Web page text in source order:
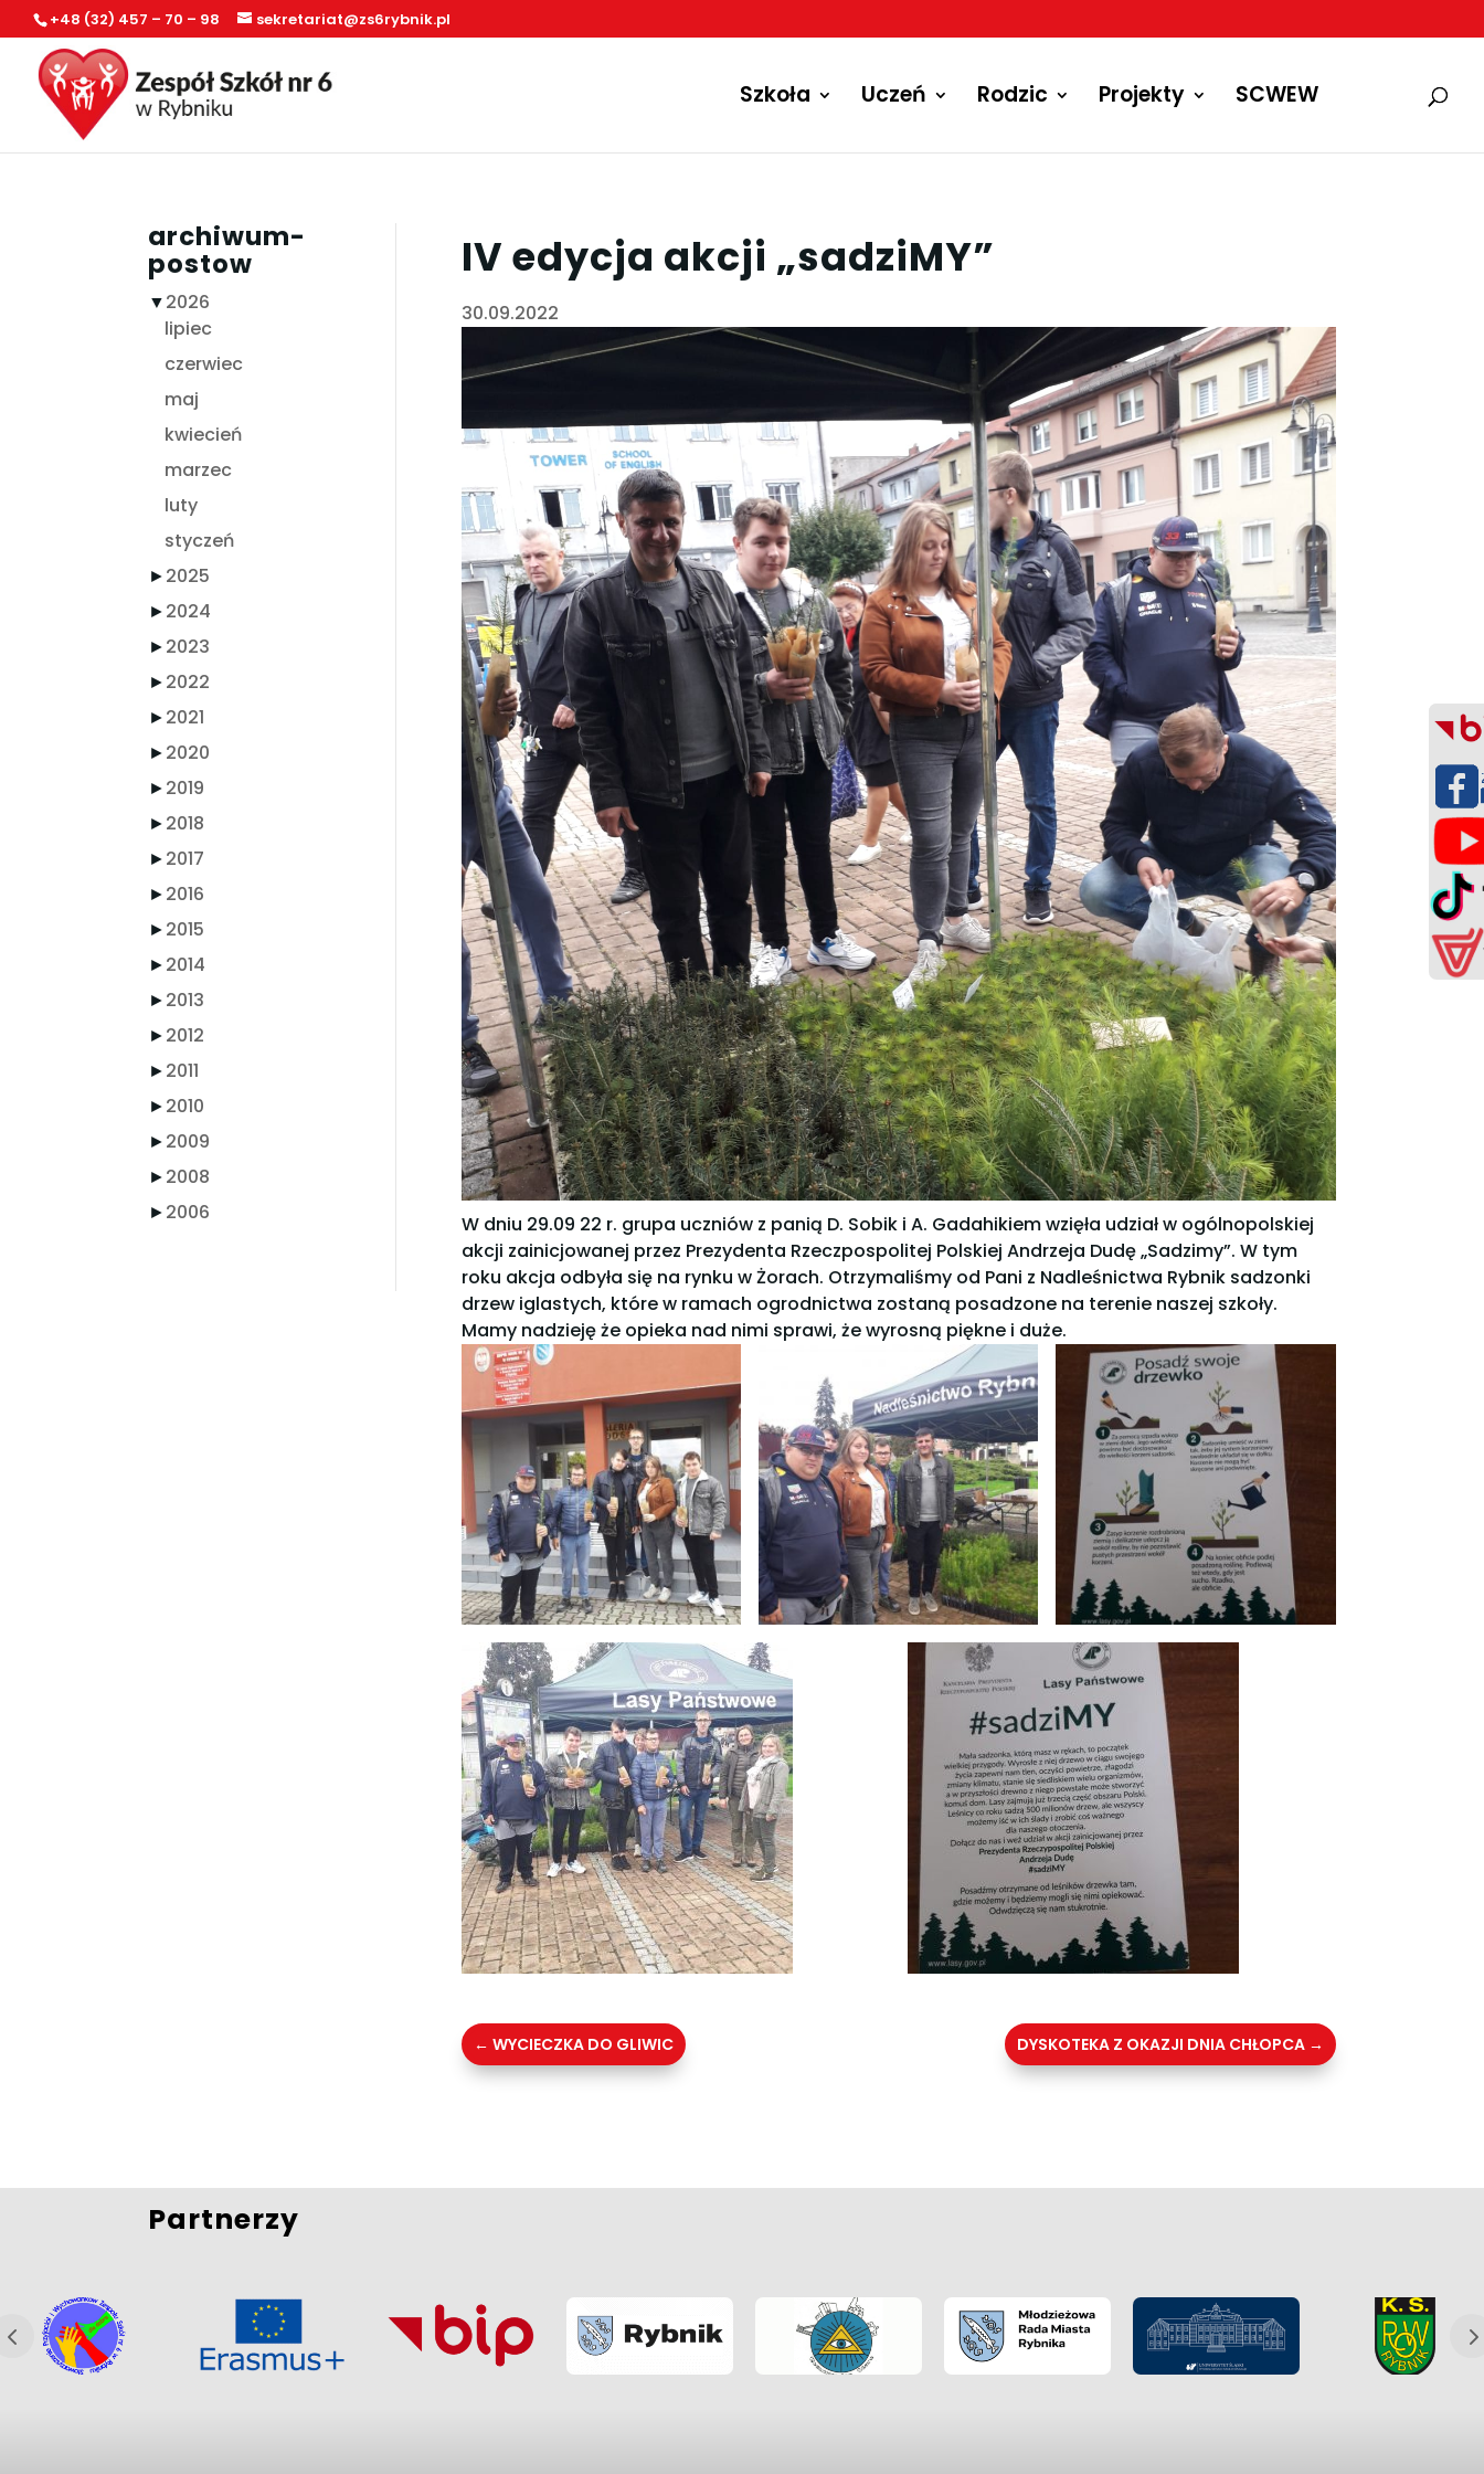
+48 (32) 457 – 70 – 98 sekretariat@zs6rybnik.pl
Szkoła Uczeń Rodzic Projekty SCWEW
archiwum-
postow
▼2026
lipiec
czerwiec
maj
kwiecień
marzec
luty
styczeń
►2025
►2024
►2023
►2022
►2021
►2020
►2019
►2018
►2017
►2016
►2015
►2014
►2013
►2012
►2011
►2010
►2009
►2008
►2006
IV edycja akcji „sadziMY”
30.09.2022
W dniu 29.09 22 r. grupa uczniów z panią D. Sobik i A. Gadahikiem wzięła udział w ogólnopolskiej
akcji zainicjowanej przez Prezydenta Rzeczpospolitej Polskiej Andrzeja Dudę „Sadzimy”. W tym
roku akcja odbyła się na rynku w Żorach. Otrzymaliśmy od Pani z Nadleśnictwa Rybnik sadzonki
drzew iglastych, które w ramach ogrodnictwa zostaną posadzone na terenie naszej szkoły.
Mamy nadzieję że opieka nad nimi sprawi, że wyrosną piękne i duże.
← WYCIECZKA DO GLIWIC DYSKOTEKA Z OKAZJI DNIA CHŁOPCA→
Partnerzy